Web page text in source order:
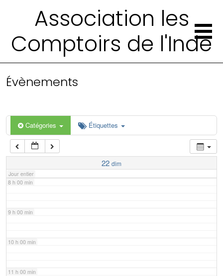
Association les
Comptoirs de l'Inde
Évènements
Catégories Étiquettes
22 dim
Jour entier
4 h 00 min
6 h 00 min
7 h 00 min
8 h 00 min
9 h 00 min
10 h 00 min
11 h 00 min